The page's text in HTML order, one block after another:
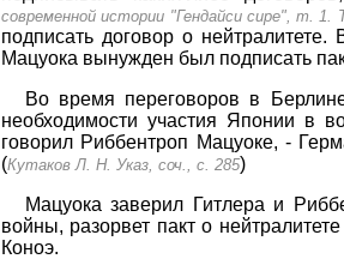
современной истории "Гендайси сире", т. 1.
подписать договор о
Мацуока вынужден был подписать
Во время переговоров в
необходимости участия Японии в
говорил Риббентроп Мацуоке, -
(Кутаков Л. Н. Указ, соч., с. 285)
Мацуока заверил Гитлера и
войны, разорвет пакт о
Коноэ.